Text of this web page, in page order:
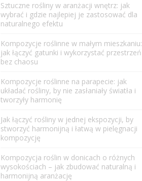
Sztuczne rośliny w aranżacji wnętrz: jak
wybrać i gdzie najlepiej je zastosować dla
naturalnego efektu
Kompozycje roślinne w małym mieszkaniu:
jak łączyć gatunki i wykorzystać przestrzeń
bez chaosu
Kompozycje roślinne na parapecie: jak
układać rośliny, by nie zasłaniały światła i
tworzyły harmonię
Jak łączyć rośliny w jednej ekspozycji, by
stworzyć harmonijną i łatwą w pielęgnacji
kompozycję
Kompozycja roślin w donicach o różnych
wysokościach – jak zbudować naturalną i
harmonijną aranżację